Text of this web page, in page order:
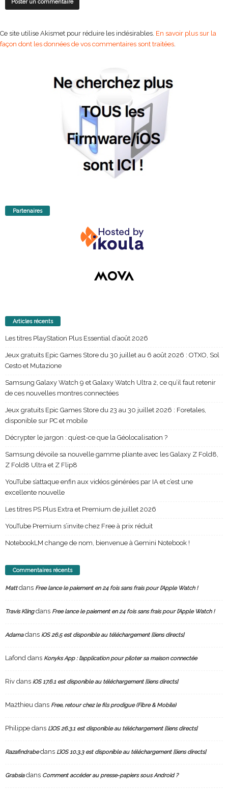
Ce site utilise Akismet pour réduire les indésirables. En savoir plus sur la
façon dont les données de vos commentaires sont traitées
Partenaires
Articles récents
Les titres PlayStation Plus Essential d’août 2026
Jeux gratuits Epic Games Store du 30 juillet au 6 août 2026 : OTXO, Sol
Cesto et Mutazione
Samsung Galaxy Watch 9 et Galaxy Watch Ultra 2, ce qu’il faut retenir
de ces nouvelles montres connectées
Jeux gratuits Epic Games Store du 23 au 30 juillet 2026 : Foretales,
disponible sur PC et mobile
Décrypter le jargon : qu’est-ce que la Géolocalisation ?
Samsung dévoile sa nouvelle gamme pliante avec les Galaxy Z Fold8,
Z Fold8 Ultra et Z Flip8
YouTube s’attaque enfin aux vidéos générées par IA et c’est une
excellente nouvelle
Les titres PS Plus Extra et Premium de juillet 2026
YouTube Premium s’invite chez Free à prix réduit
NotebookLM change de nom, bienvenue à Gemini Notebook !
Commentaires récents
Mattdans Free lance le paiement en 24 fois sans frais pour l’Apple Watch !
Travis Klingdans Free lance le paiement en 24 fois sans frais pour l’Apple Watch !
Adamadans iOS 26.5 est disponible au téléchargement [liens directs]
Lafond dans Konyks App : l’application pour piloter sa maison connectée
Riv dans iOS 17.6.1 est disponible au téléchargement [liens directs]
Ma2thieu dans Free, retour chez le fils prodigue (Fibre & Mobile)
Philippe dans L’iOS 26.3.1 est disponible au téléchargement [liens directs]
Razafindrabedans L’iOS 10.3.3 est disponible au téléchargement [liens directs]
Grabsiadans Comment accéder au presse-papiers sous Android ?